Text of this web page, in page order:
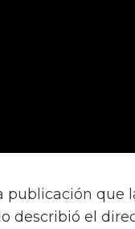
que
describió el